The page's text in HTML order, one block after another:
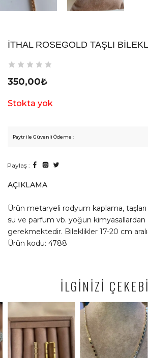
İTHAL ROSEGOLD TAŞLI
350,00₺
Stokta yok
Paytr ile Güvenli Ödeme :
Paylaş :
AÇIKLAMA
Ürün metaryeli rodyum kaplama,
su ve parfum vb. yoğun kimyasallardan
gerekmektedir. Bileklikler 17-20 cm
Ürün kodu: 4788
İLGİNİZİ